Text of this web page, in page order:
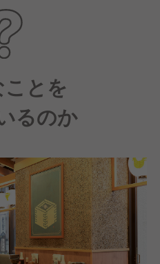
ことを
るのか